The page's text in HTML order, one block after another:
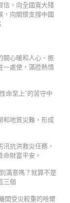
信，向全國寬大殘
，向關懷支撐中國
關心暖和人心、振
一處使，滿腔熱情
命至上”的苦守中
和地質災難，形成
抗洪救災任務，
財富平安。
滿意嗎？就算不是
三個
開受災較重的哈爾